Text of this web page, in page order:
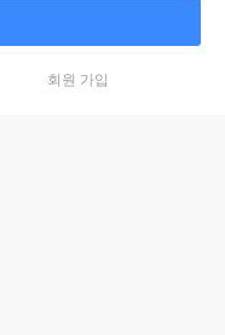
회원 가입